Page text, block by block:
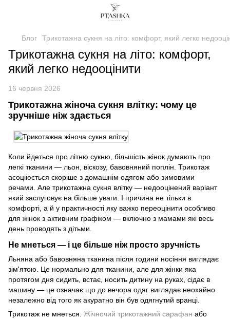
Блог Трикотажна сукня на літо: комфорт, який легко
Трикотажна сукня на літо: комфорт,
який легко недооцінити
16 червня 2026
Трикотажна жіноча сукня влітку: чому це
зручніше ніж здається
Коли йдеться про літню сукню, більшість жінок думають про
легкі тканини — льон, віскозу, бавовняний поплін. Трикотаж
асоціюється скоріше з домашнім одягом або зимовими
речами. Але трикотажна сукня влітку — недооцінений варіант
який заслуговує на більше уваги. І причина не тільки в
комфорті, а й у практичності яку важко переоцінити особливо
для жінок з активним графіком — включно з мамами які весь
день проводять з дітьми.
Не мнеться — і це більше ніж просто зручність
Льняна або бавовняна тканина після години носіння виглядає
зім'ятою. Це нормально для тканини, але для жінки яка
протягом дня сидить, встає, носить дитину на руках, сідає в
машину — це означає що до вечора одяг виглядає неохайно
незалежно від того як акуратно він був одягнутий вранці.
Трикотаж не мнеться. Жічночий трикотажний сарафан або